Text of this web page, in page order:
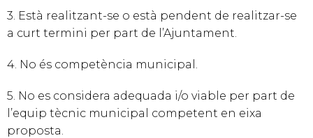
3. Està realitzant-se o està pendent de realitzar-se
a curt termini per part de l’Ajuntament.
4. No és competència municipal.
5. No es considera adequada i/o viable per part de
l’equip tècnic municipal competent en eixa
proposta.